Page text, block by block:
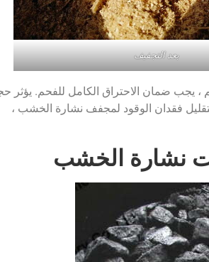
بعد التجفيف
، يجب ضمان الاحتراق الكامل للفحم. يؤثر
فقدان الوقود لمجفف نشارة الخشب ،
نشارة الخشب